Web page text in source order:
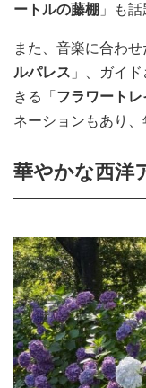
ートルの藤棚 」も
また、音楽に合わ
ルパレス 」、ガイ
きる「 フラワートレ
ネーションもあり、
華やかな西洋